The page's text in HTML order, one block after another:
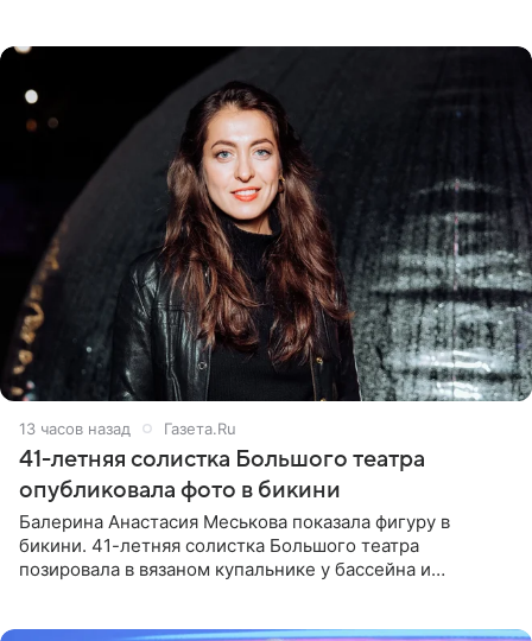
13 часов назад Газета.Ru
41-летняя солистка Большого театра
опубликовала фото в бикини
Балерина Анастасия Меськова показала фигуру в
бикини. 41-летняя солистка Большого театра
позировала в вязаном купальнике у бассейна и